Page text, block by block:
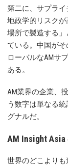
第二に、サプラ
地政学的リスク
場所で製造する
ている。中国が
ローバルなAMサ
ある。
AM業界の企業、
う数字は単なる
グナルだ。
AM Insight
世界のどこより